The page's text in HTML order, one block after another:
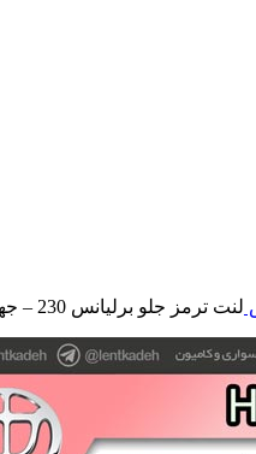
لنت ترمز جلو برلیانس 230 – جهان لنت صادراتی